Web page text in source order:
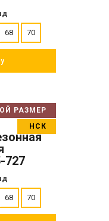
68 70
РАЗМЕР
НСК
727
68 70